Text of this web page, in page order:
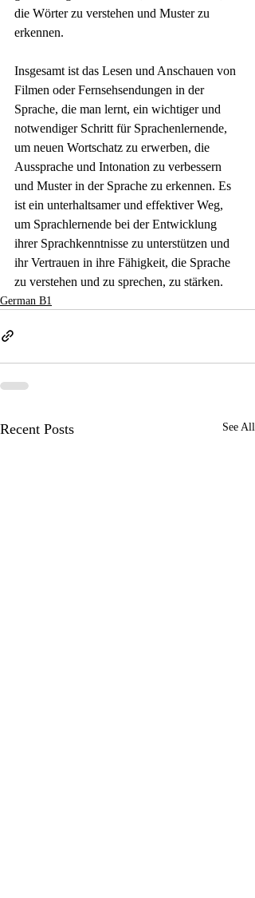
die Wörter zu verstehen und Muster zu
erkennen.
Insgesamt ist das Lesen und Anschauen von
Filmen oder Fernsehsendungen in der
Sprache, die man lernt, ein wichtiger und
notwendiger Schritt für Sprachenlernende,
um neuen Wortschatz zu erwerben, die
Aussprache und Intonation zu verbessern
und Muster in der Sprache zu erkennen. Es
ist ein unterhaltsamer und effektiver Weg,
um Sprachlernende bei der Entwicklung
ihrer Sprachkenntnisse zu unterstützen und
ihr Vertrauen in ihre Fähigkeit, die Sprache
zu verstehen und zu sprechen, zu stärken.
German B1
Recent Posts See All